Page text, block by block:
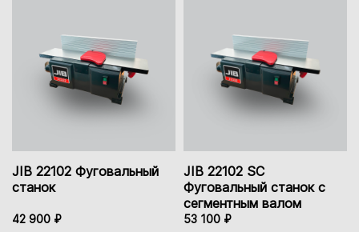
JIB 22102 Фуговальный
станок
42 900 ₽
JIB 22102 SC
Фуговальный станок с
сегментным валом
53 100 ₽